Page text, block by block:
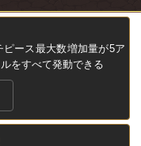
ース最大数増加量が5ア
をすべて発動できる